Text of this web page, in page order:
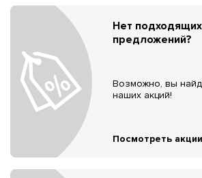
Нет подходящих
предложений?
Возможно, вы
наших акций!
Посмотреть акции